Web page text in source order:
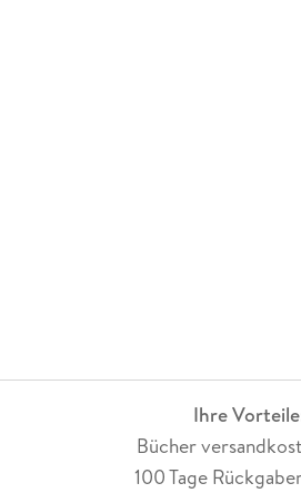
Ihre
Bücher
100 Tage